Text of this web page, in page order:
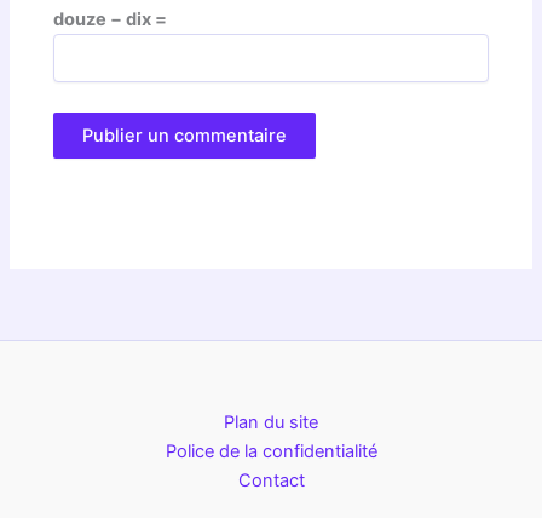
douze − dix =
Plan du site
Police de la confidentialité
Contact